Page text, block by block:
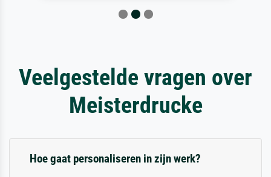
Veelgestelde vragen over
Meisterdrucke
Hoe gaat personaliseren in zijn werk?